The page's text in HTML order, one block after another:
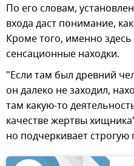
По его словам,
входа даст понимание,
Кроме того, именно
сенсационные находки.
"Если там был древний
он далеко не заходил,
там какую-то
качестве жертвы
но подчеркивает строгую